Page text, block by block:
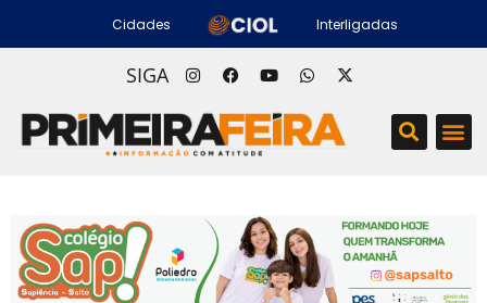
Cidades Interligadas
SIGA